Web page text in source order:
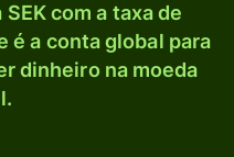
com a taxa de
é a conta global para
dinheiro na moeda